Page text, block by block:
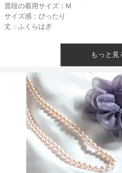
着丈目安
骨格タイプ ウェーブ
普段の着用サイズ： M
サイズ感： ぴったり
丈： ふくらはぎ
もっと見